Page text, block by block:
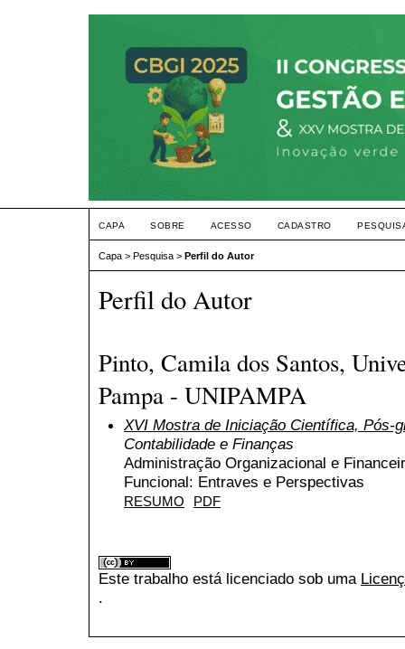
CAPA SOBRE ACESSO CADASTRO
Capa > Pesquisa > Perfil do Autor
Perfil do Autor
Pinto, Camila dos Santos,
Pampa - UNIPAMPA
XVI Mostra de Iniciação Científica, Pós-
Contabilidade e Finanças
Administração Organizacional e
Funcional: Entraves e Perspectivas
RESUMO PDF
Este trabalho está licenciado sob uma
.